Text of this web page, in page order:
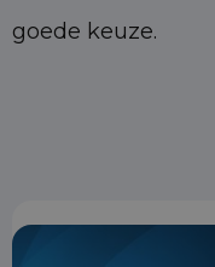
goede keuze.